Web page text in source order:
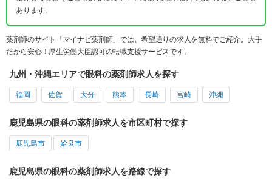
あります。
薬剤師のサイト「マイナビ薬剤師」では、希望通りの求人を無料でご紹介。大手
だから安心！厚生労働大臣認可の転職支援サービスです。
九州・沖縄エリアで眼科の薬剤師求人を探す
福岡 佐賀 大分 熊本 長崎 宮崎 沖縄
鹿児島県の眼科の薬剤師求人を市区町村で探す
鹿児島市 姶良市
鹿児島県の眼科の薬剤師求人を路線で探す